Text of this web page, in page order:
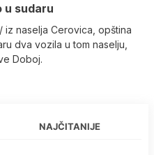
u sudaru
iz naselja Cerovica, opština
dva vozila u tom naselju,
Doboj.
NAJČITANIJE